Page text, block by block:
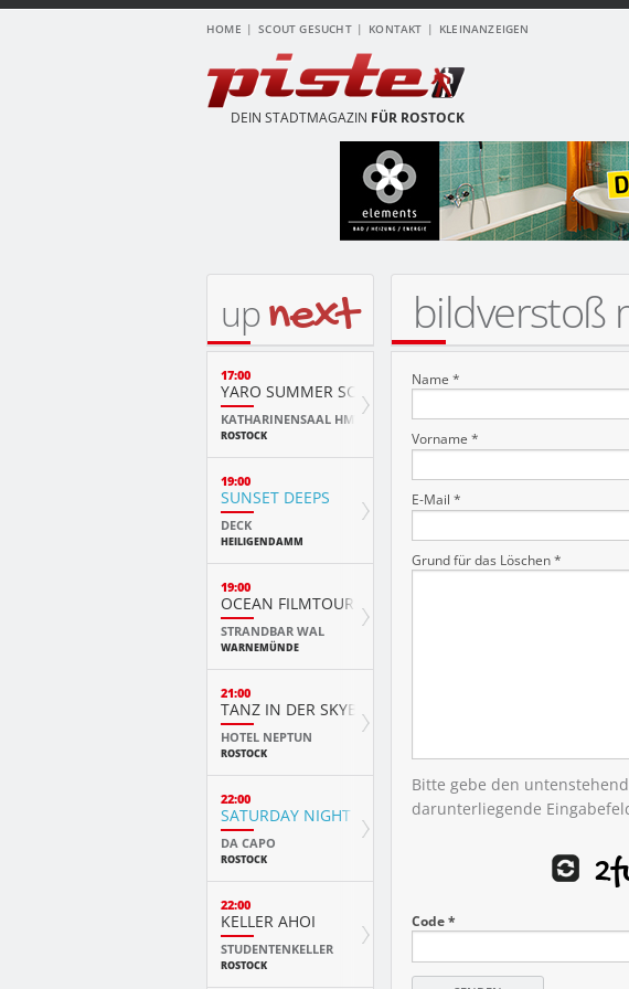
HOME SCOUT GESUCHT KONTAKT KLEINANZEIGEN
DEIN STADTMAGAZIN FÜR ROSTOCK
bildverstoß
Name *
Vorname *
E-Mail *
Grund für das Löschen *
Bitte gebe den
darunterliegende
Code *
upnext
17:00
YARO SUMMER SCHOOL ABSCHLUSSKONZERT
KATHARINENSAAL HMT
ROSTOCK
19:00
SUNSET DEEPS
DECK
HEILIGENDAMM
19:00
OCEAN FILMTOUR
STRANDBAR WAL
WARNEMÜNDE
21:00
TANZ IN DER SKYBAR
HOTEL NEPTUN
ROSTOCK
22:00
SATURDAY NIGHT
DA CAPO
ROSTOCK
22:00
KELLER AHOI
STUDENTENKELLER
ROSTOCK